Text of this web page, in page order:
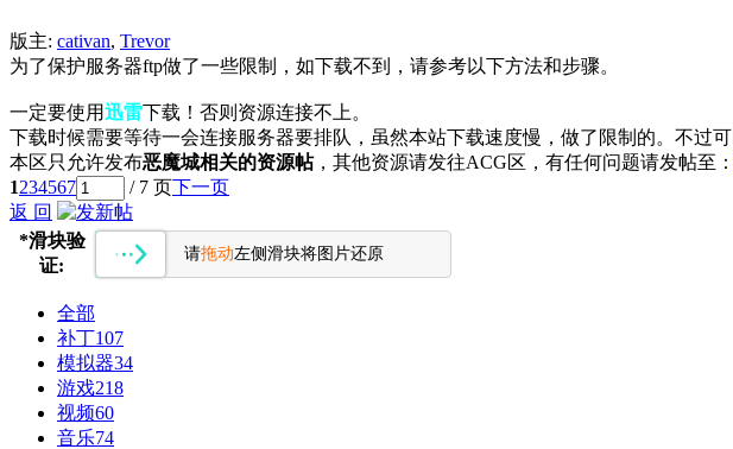
版主: cativan, Trevor
为了保护服务器ftp做了一些限制，如下载不到，请参考以下方法和步骤。
一定要使用迅雷下载！否则资源连接不上。
下载时候需要等待一会连接服务器要排队，虽然本站下载速度慢，做了限制的。不过
本区只允许发布恶魔城相关的资源帖，其他资源请发往ACG区，有任何问题请发帖至：
1234567 / 7 页下一页
返 回
*滑块验
证:
请拖动左侧滑块将图片还原
全部
补丁107
模拟器34
游戏218
视频60
音乐74